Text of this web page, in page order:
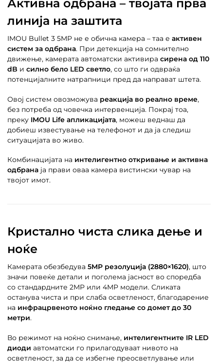
Активна одбрана – твојата прва
линија на заштита
IMOU Bullet 3 5MP не е обична камера – таа е активен
систем за одбрана. При детекција на сомнително
движење, камерата автоматски активира сирена од 110
dB и силно бело LED светло, со што ги одвраќа
потенцијалните натрапници пред да направат штета.
Овој систем овозможува реакција во реално време,
без потреба од човечка интервенција. Покрај тоа,
преку IMOU Life апликацијата, можеш веднаш да
добиеш известување на телефонот и да ја следиш
ситуацијата во живо.
Комбинацијата на интелигентно откривање и активна
одбрана ја прави оваа камера вистински чувар на
твојот имот.
Кристално чиста слика дење и
ноќе
Камерата обезбедува 5MP резолуција (2880×1620), што
значи повеќе детали и поголема јасност во споредба
со стандардните 2MP или 4MP модели. Сликата
останува чиста и при слабa осветленост, благодарение
на инфрацрвеното ноќно гледање со домет до 30
метри.
Во режимот на ноќно снимање, интелигентните IR LED
диоди автоматски го прилагодуваат нивото на
осветленост, за да се избегне преосветлување или